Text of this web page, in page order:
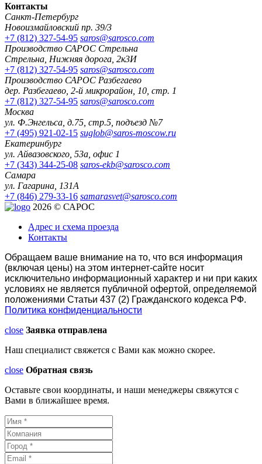
Контакты
Санкт-Петербург
Новоизмайловский пр. 39/3
+7 (812) 327-54-95 saros@sarosco.com
Производство САРОС Стрельна
Стрельна, Нижняя дорога, 2к3И
+7 (812) 327-54-95 saros@sarosco.com
Производство САРОС Разбегаево
дер. Разбегаево, 2-й микрорайон, 10, стр. 1
+7 (812) 327-54-95 saros@sarosco.com
Москва
ул. Ф.Энгельса, д.75, стр.5, подъезд №7
+7 (495) 921-02-15 suglob@saros-moscow.ru
Екатеринбург
ул. Айвазовского, 53а, офис 1
+7 (343) 344-25-08 saros-ekb@sarosco.com
Самара
ул. Гагарина, 131А
+7 (846) 279-33-16 samarasvet@sarosco.com
2026 © САРОС
Адрес и схема проезда
Контакты
Обращаем ваше внимание на то, что вся информация
(включая цены) на этом интернет-сайте носит
исключительно информационный характер и ни при каких
условиях не является публичной офертой, определяемой
положениями Статьи 437 (2) Гражданского кодекса РФ.
Политика конфиденциальности
close Заявка отправлена
Наш специалист свяжется с Вами как можно скорее.
close Обратная связь
Оставьте свои координаты, и наши менеджеры свяжутся с
Вами в ближайшее время.